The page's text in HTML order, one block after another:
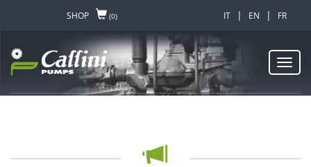
SHOP (0) IT | EN | FR